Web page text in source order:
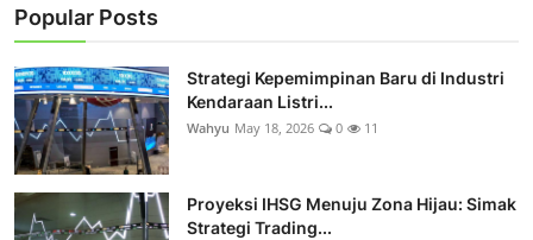
Popular Posts
Strategi Kepemimpinan Baru di Industri
Kendaraan Listri...
Wahyu May 18, 2026 0 11
Proyeksi IHSG Menuju Zona Hijau: Simak
Strategi Trading...